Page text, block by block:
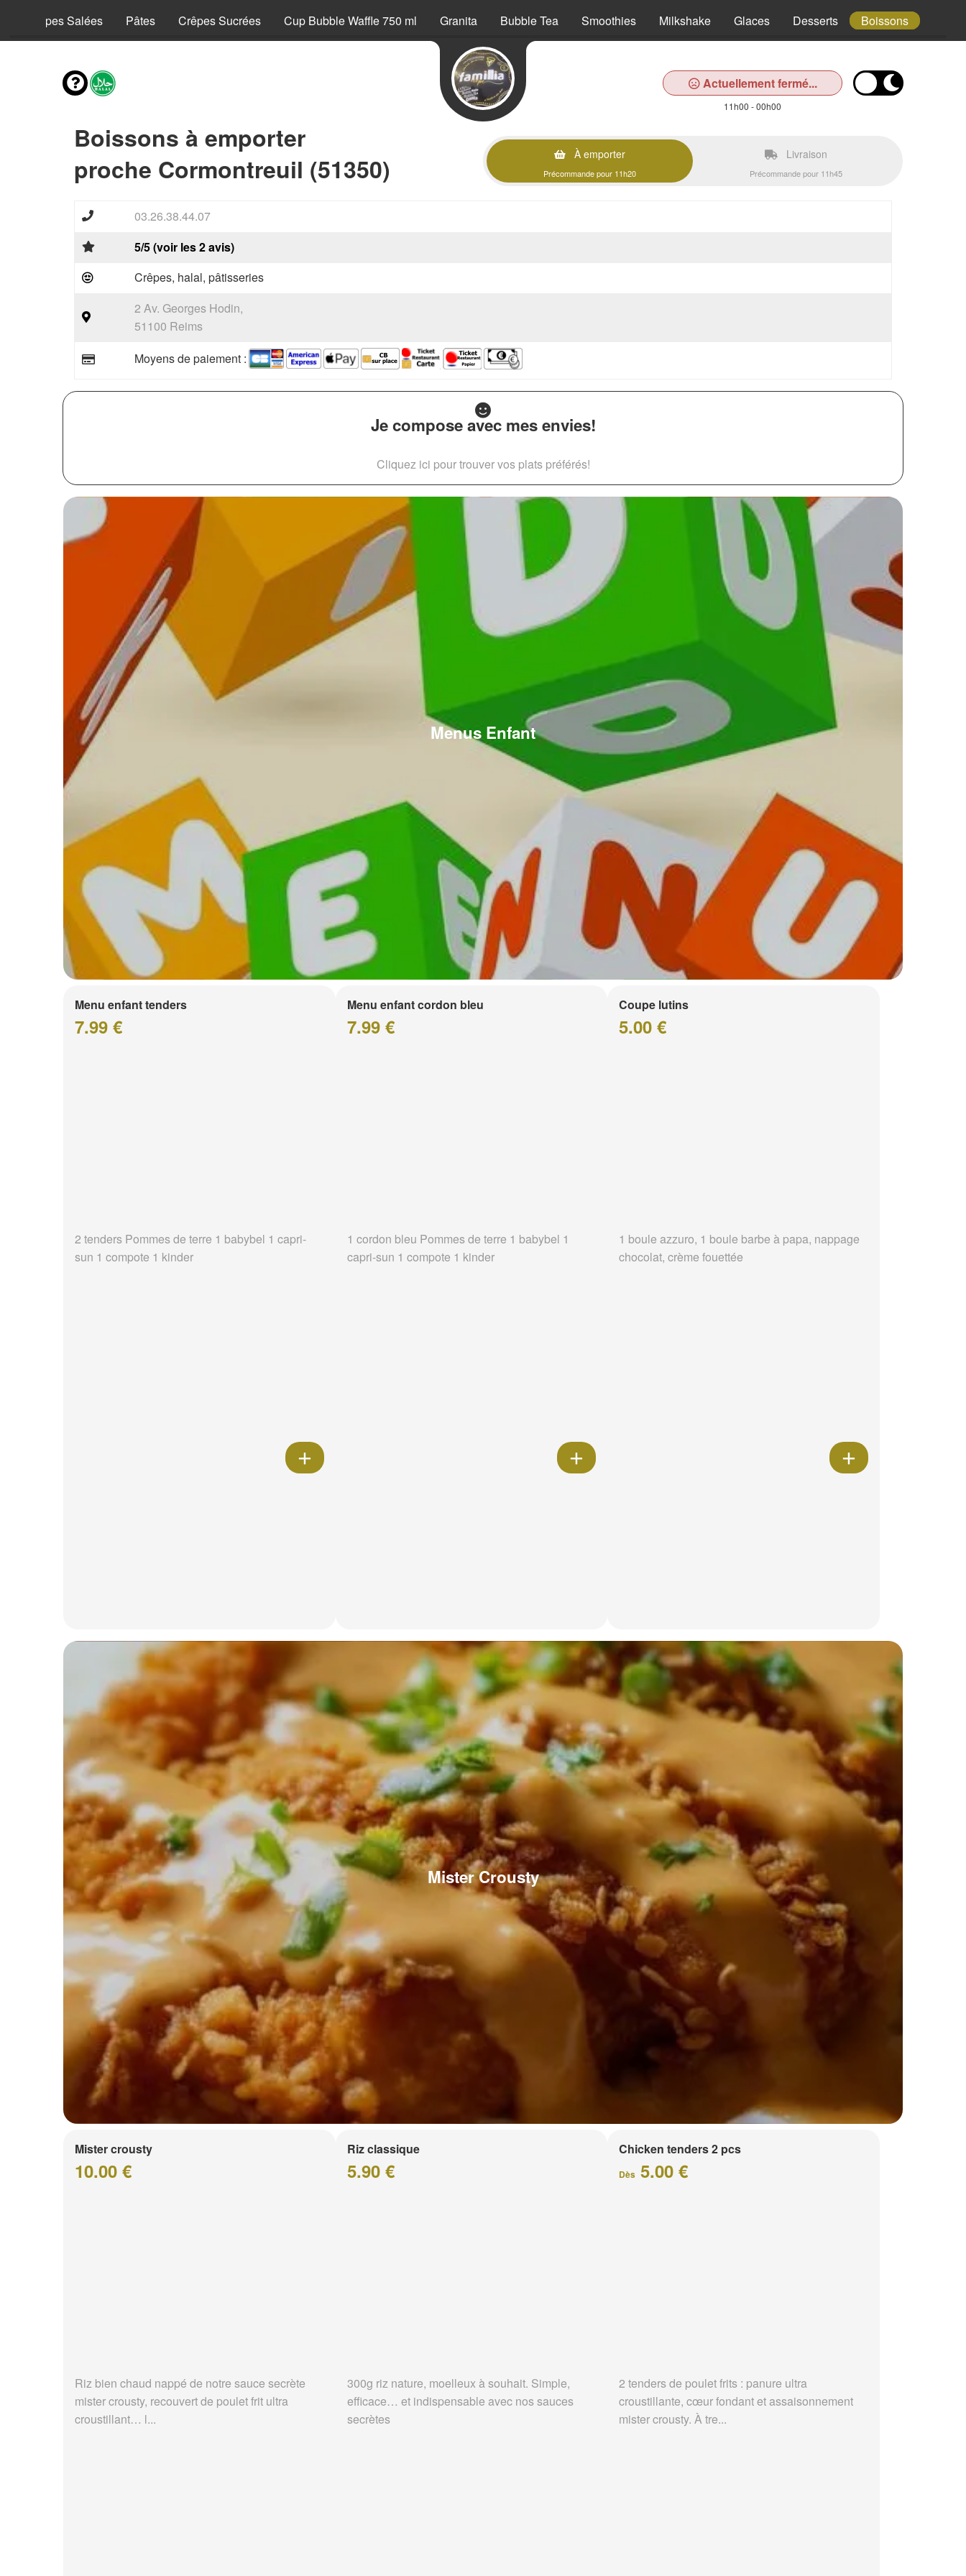
Crêpes Salées Pâtes Crêpes Sucrées Cup Bubble Waffle 750 ml Granita Bubble Tea Smoothies Milkshake Glaces Desserts Boissons
Actuellement fermé...
11h00 - 00h00
Boissons à emporter
proche Cormontreuil (51350)
À emporter
Précommande pour 11h20
Livraison
Précommande pour 11h45
03.26.38.44.07
5/5 (voir les 2 avis)
Crêpes, halal, pâtisseries
2 Av. Georges Hodin,
51100 Reims
Moyens de paiement :
Je compose avec mes envies!
Cliquez ici pour trouver vos plats préférés!
Menus Enfant
Menu enfant tenders
7.99 €
2 tenders Pommes de terre 1 babybel 1 capri-
sun 1 compote 1 kinder
Menu enfant cordon bleu
7.99 €
1 cordon bleu Pommes de terre 1 babybel 1
capri-sun 1 compote 1 kinder
Coupe lutins
5.00 €
1 boule azzuro, 1 boule barbe à papa, nappage
chocolat, crème fouettée
Mister Crousty
Mister crousty
10.00 €
Riz bien chaud nappé de notre sauce secrète
mister crousty, recouvert de poulet frit ultra
croustillant… l...
Riz classique
5.90 €
300g riz nature, moelleux à souhait. Simple,
efficace… et indispensable avec nos sauces
secrètes
Chicken tenders 2 pcs
Dès 5.00 €
2 tenders de poulet frits : panure ultra
croustillante, cœur fondant et assaisonnement
mister crousty. À tre...